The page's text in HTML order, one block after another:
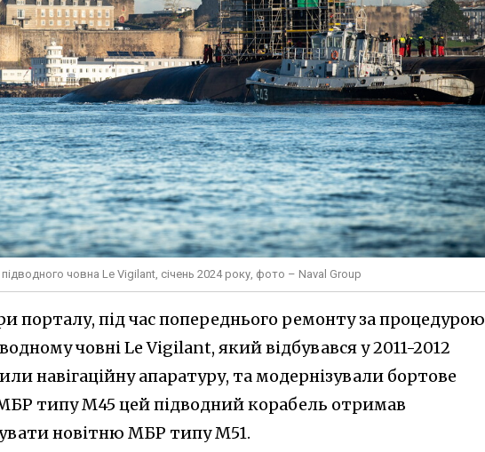
човна Le Vigilant, січень 2024 року, фото – Naval Group
порталу, під час попереднього ремонту за процедурою
човні Le Vigilant, який відбувався у 2011-2012
навігаційну апаратуру, та модернізували бортове
типу M45 цей підводний корабель отримав
новітню МБР типу M51.